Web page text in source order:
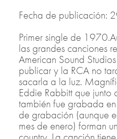
Fecha de publicación:
Primer single de
las grandes canciones
American Sound
publicar y la RCA no
sacarla a la luz.
Eddie Rabbitt que junto
también fue grabada en
de grabación (aunque
mes de enero) forman